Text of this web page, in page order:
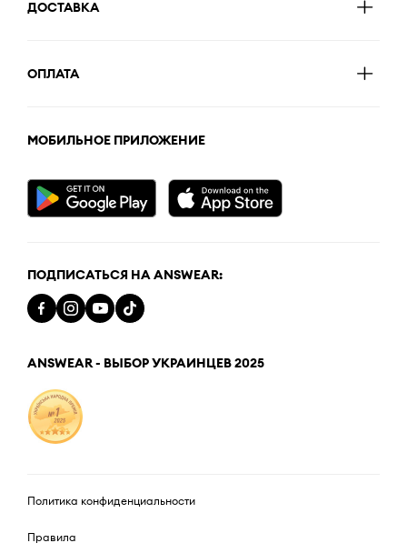
ДОСТАВКА
ОПЛАТА
МОБИЛЬНОЕ ПРИЛОЖЕНИЕ
ПОДПИСАТЬСЯ НА ANSWEAR:
ANSWEAR - ВЫБОР УКРАИНЦЕВ 2025
Политика конфиденциальности
Правила